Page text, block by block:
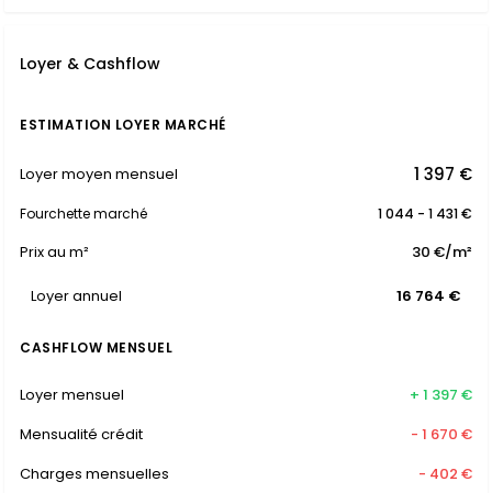
Loyer & Cashflow
ESTIMATION LOYER MARCHÉ
Loyer moyen mensuel 1 397 €
Fourchette marché 1 044 - 1 431 €
Prix au m² 30 €/m²
Loyer annuel 16 764 €
CASHFLOW MENSUEL
Loyer mensuel
+ 1 397 €
Mensualité crédit
- 1 670 €
Charges mensuelles
- 402 €